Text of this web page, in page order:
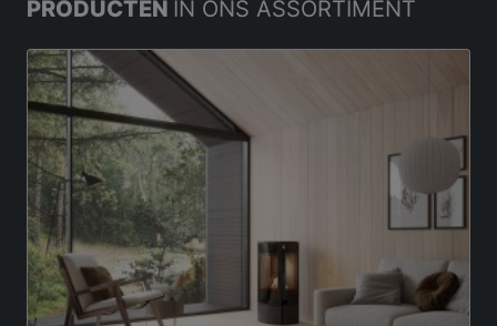
PRODUCTEN IN ONS ASSORTIMENT